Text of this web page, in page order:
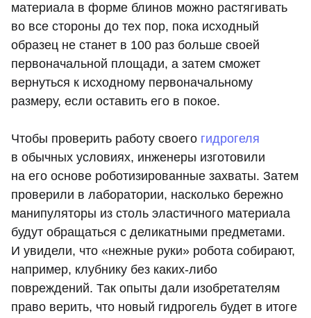
материала в форме блинов можно растягивать
во все стороны до тех пор, пока исходный
образец не станет в 100 раз больше своей
первоначальной площади, а затем сможет
вернуться к исходному первоначальному
размеру, если оставить его в покое.
Чтобы проверить работу своего гидрогеля
в обычных условиях, инженеры изготовили
на его основе роботизированные захваты. Затем
проверили в лаборатории, насколько бережно
манипуляторы из столь эластичного материала
будут обращаться с деликатными предметами.
И увидели, что «нежные руки» робота собирают,
например, клубнику без каких-либо
повреждений. Так опыты дали изобретателям
право верить, что новый гидрогель будет в итоге